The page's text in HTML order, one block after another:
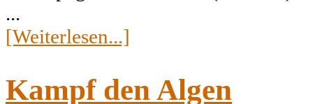
...
[Weiterlesen...]
Kampf den Algen